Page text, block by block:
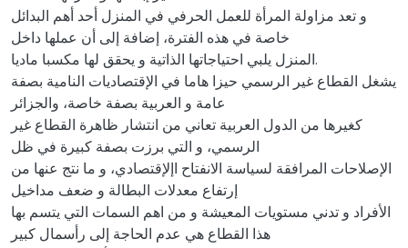
و تعد مزاولة المرأة للعمل الحرفي في المنزل أحد أهم البدائل
خاصة في هذه الفترة، إضافة إلى أن عملها داخل
المنزل يلبي احتياجاتها الذاتية و يحقق لها مكسبا ماديا.
يشغل القطاع غير الرسمي حيزا هاما في الإقتصاديات النامية بصفة
عامة و العربية بصفة خاصة، والجزائر
كغيرها من الدول العربية تعاني من انتشار ظاهرة القطاع غير
الرسمي، و التي برزت بصفة كبيرة في ظل
الإصلاحات المرافقة لسياسة الانفتاح اإلإقتصادي، و ما نتج عنها من
إرتفاع معدلات البطالة و ضعف مداخيل
الأفراد و تدني مستويات المعيشة و من اهم السمات التي يتسم بها
هذا القطاع هي عدم الحاجة إلى رأسمال كبير